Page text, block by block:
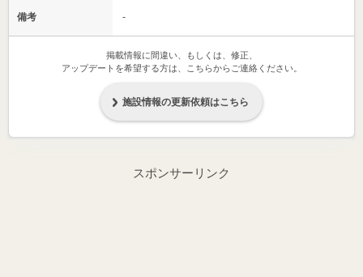
備考 -
掲載情報に間違い、もしくは、修正、
アップデートを希望する方は、こちらからご連絡ください。
施設情報の更新依頼はこちら
スポンサーリンク